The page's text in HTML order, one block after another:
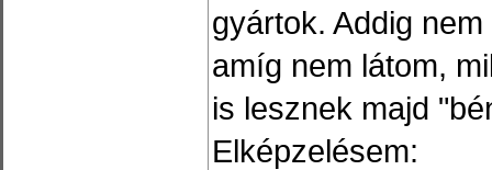
gyártok. Addig
amíg nem látom,
is lesznek majd
Elképzelésem: